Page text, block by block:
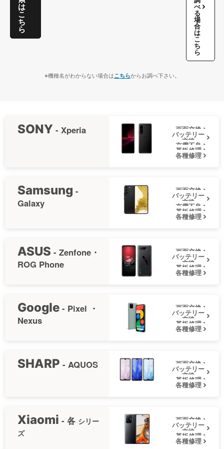
は
こ
ち
ら
べ
る
場
合
は
こ
ち
ら
※機種名がわからない場合はこちらからお調べ下さい。
SONY - Xperia 画面交換
バッテリー
交換
充電不良
基板修理
各種修理
Samsung -
Galaxy
画面交換
バッテリー
交換
充電不良
基板修理
各種修理
ASUS - Zenfone・
ROG Phone
画面交換
バッテリー
交換
基板修理
各種修理
Google - Pixel ・
Nexus
画面交換
バッテリー
交換
基板修理
各種修理
SHARP - AQUOS 画面交換
バッテリー
交換
基板修理
各種修理
Xiaomi - 各 シリー
ズ
画面交換
バッテリー
交換
基板修理
各種修理